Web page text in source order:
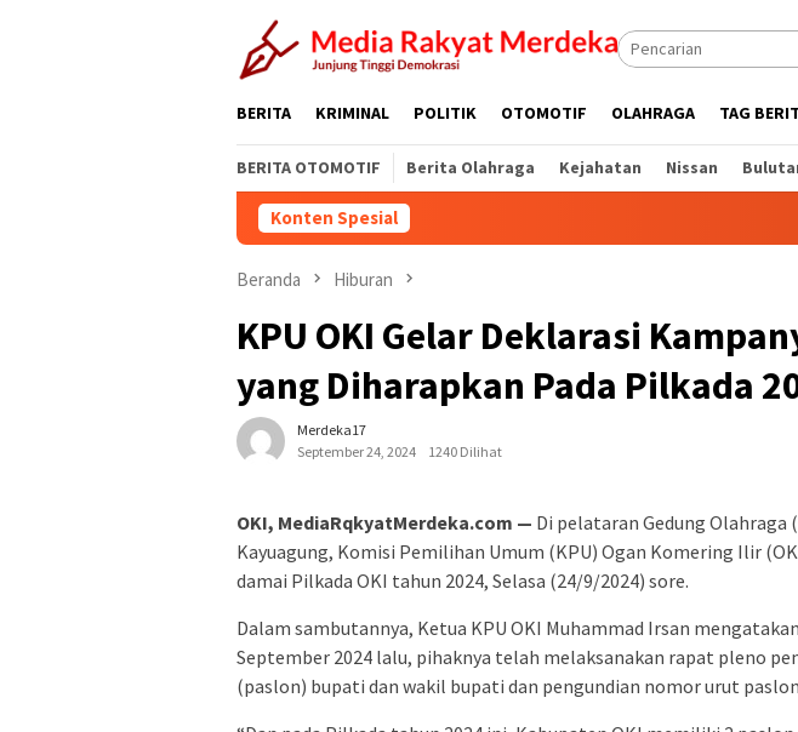
BERITA KRIMINAL POLITIK OTOMOTIF OLAHRAGA TAG
BERITA OTOMOTIF Berita Olahraga Kejahatan Nissan
Konten Spesial
Beranda Hiburan
KPU OKI Gelar Deklarasi
yang Diharapkan Pada Pilkada
Merdeka17
September 24, 2024
1240 Dilihat
OKI, MediaRqkyatMerdeka.com — Di pelataran Gedung Olahraga
Kayuagung, Komisi Pemilihan Umum (KPU) Ogan Komering Ilir
damai Pilkada OKI tahun 2024, Selasa (24/9/2024) sore.
Dalam sambutannya, Ketua KPU OKI Muhammad Irsan
September 2024 lalu, pihaknya telah melaksanakan rapat pleno
(paslon) bupati dan wakil bupati dan pengundian nomor urut